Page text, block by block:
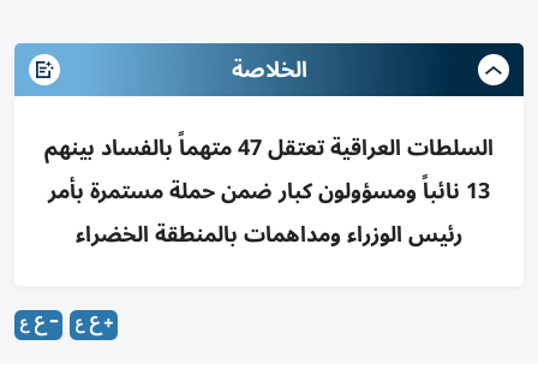
الخلاصة
السلطات العراقية تعتقل 47 متهماً بالفساد بينهم
13 نائباً ومسؤولون كبار ضمن حملة مستمرة بأمر
رئيس الوزراء ومداهمات بالمنطقة الخضراء